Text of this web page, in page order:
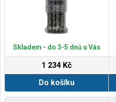
Skladem - do 3-5 dnů u Vás
1 234 Kč
Do košíku